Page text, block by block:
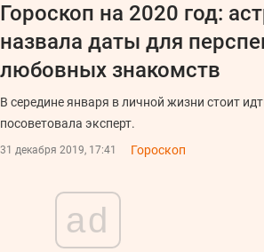
Гороскоп на 2020 год:
назвала даты для
любовных знакомств
В середине января в личной жизни стоит
посоветовала эксперт.
31 декабря 2019, 17:41 Гороскоп
ad